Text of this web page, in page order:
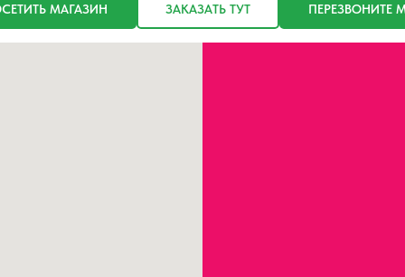
МАГАЗИН ЗАКАЗАТЬ ТУТ ПЕРЕЗВОНИТЕ